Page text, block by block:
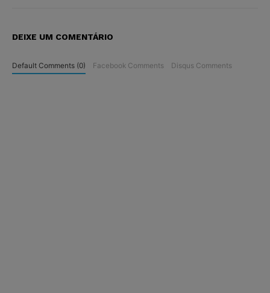
DEIXE UM COMENTÁRIO
Default Comments (0) Facebook Comments Disqus Comments